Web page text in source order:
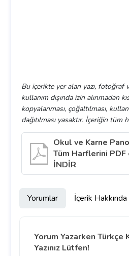
Bu içerikte yer alan yazı, fotoğraf
kullanım dışında izin alınmadan
kopyalanması, çoğaltılması,
dağıtılması yasaktır. İçeriğin tüm
Okul ve Karne Pano
Tüm Harflerini
İNDİR
Yorumlar İçerik Hakkında
Yorum Yazarken Türkçe
Yazınız Lütfen!